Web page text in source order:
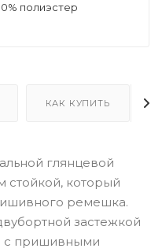
полиэстер
КАК КУПИТЬ
глянцевой
стойкой, который
ремешка.
застежкой
с пришивными